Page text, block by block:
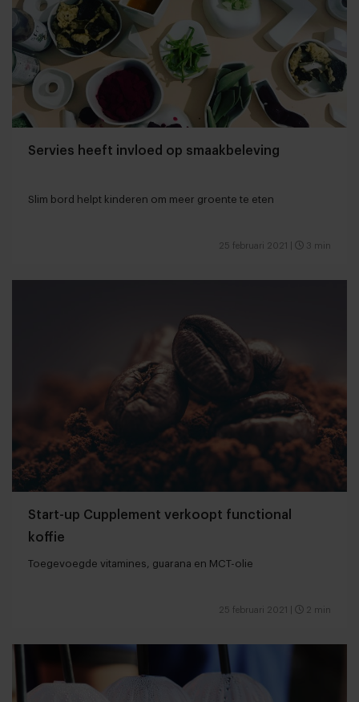
Servies heeft invloed op smaakbeleving
Slim bord helpt kinderen om meer groente te eten
25 februari 2021 3 min
Start-up Cupplement verkoopt functional
koffie
Toegevoegde vitamines, guarana en MCT-olie
25 februari 2021 2 min